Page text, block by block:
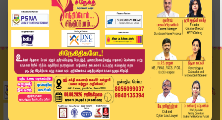
Home
வீடியோ ஸ்டோரி
District News | 02 May 2026 | Tamil News Today ...